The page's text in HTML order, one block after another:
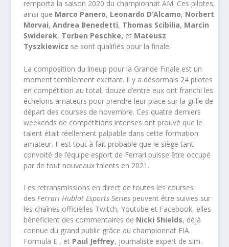
remporta la saison 2020 du championnat AM. Ces pilotes,
ainsi que Marco Panero, Leonardo D’Alcamo, Norbert
Morvai,Andrea Benedetti, Thomas Scibilia, Marcin
Swiderek, Torben Peschke, et Mateusz
Tyszkiewicz se sont qualifiés pour la finale.
La composition du lineup pour la Grande Finale est un
moment terriblement excitant. Il y a désormais 24 pilotes
en compétition au total, douze d’entre eux ont franchi les
échelons amateurs pour prendre leur place sur la grille de
départ des courses de novembre. Ces quatre derniers
weekends de compétitions intenses ont prouvé que le
talent était réellement palpable dans cette formation
amateur. Il est tout à fait probable que le siège tant
convoité de l’équipe esport de Ferrari puisse être occupé
par de tout nouveaux talents en 2021.
Les retransmissions en direct de toutes les courses
desFerrari Hublot Esports Series peuvent être suivies sur
les chaînes officielles Twitch, Youtube et Facebook, elles
bénéficient des commentaires de Nicki Shields, déjà
connue du grand public grâce au championnat FIA
Formula E , et Paul Jeffrey, journaliste expert de sim-